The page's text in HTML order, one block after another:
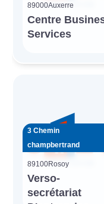
89000Auxerre
Centre
Services
3 Chemin
champbertrand
89100Rosoy
Verso-
secrétariat